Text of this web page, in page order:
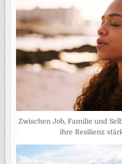
Zwischen Job, Familie und
ihre Resilienz